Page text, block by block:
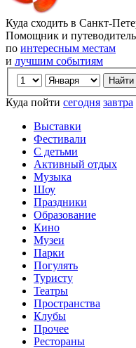
Куда сходить в Санкт-
Помощник и путеводитель
по интересным местам
и лучшим событиям
Куда пойти сегодня завтра
Выставки
Фестивали
С детьми
Активный отдых
Музыка
Шоу
Праздники
Образование
Кино
Музеи
Парки
Погулять
Туристу
Театры
Пространства
Клубы
Прочее
Рестораны